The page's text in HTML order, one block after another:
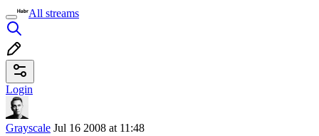
All streams
Login
Grayscale Jul 16 2008 at 11:48